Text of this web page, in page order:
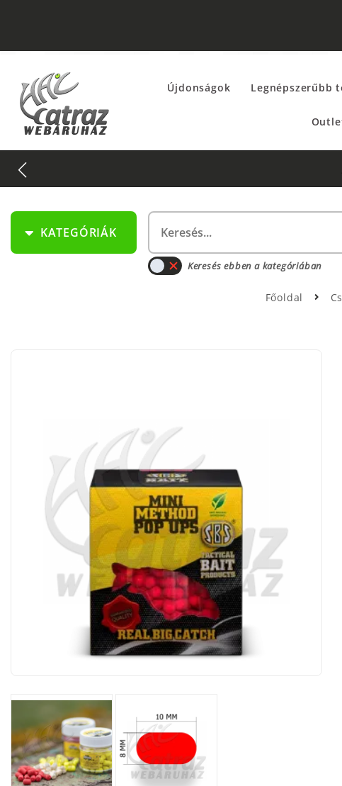
Újdonságok Legnépszerűbb
KATEGÓRIÁK
Keresés ebben a kategóriában
Főoldal